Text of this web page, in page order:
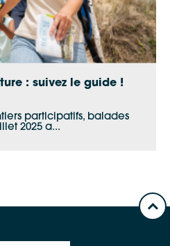
: suivez le guide !
participatifs, balades
2025 a...